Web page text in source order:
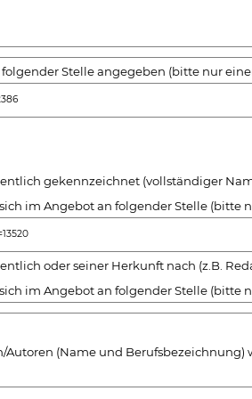
Stelle angegeben (bitte nur
gekennzeichnet (vollständiger
im Angebot an folgender Stelle (bitte
oder seiner Herkunft nach (z.B.
im Angebot an folgender Stelle (bitte
(Name und